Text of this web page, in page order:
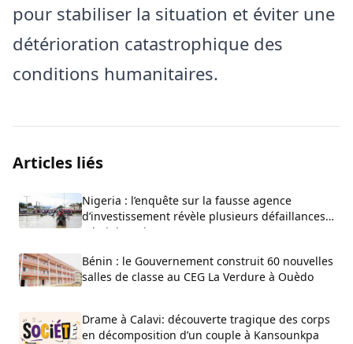
pour stabiliser la situation et éviter une
détérioration catastrophique des
conditions humanitaires.
Articles liés
Nigeria : l’enquête sur la fausse agence
d’investissement révèle plusieurs défaillances
administratives
Bénin : le Gouvernement construit 60 nouvelles
salles de classe au CEG La Verdure à Ouèdo
Drame à Calavi: découverte tragique des corps
en décomposition d’un couple à Kansounkpa